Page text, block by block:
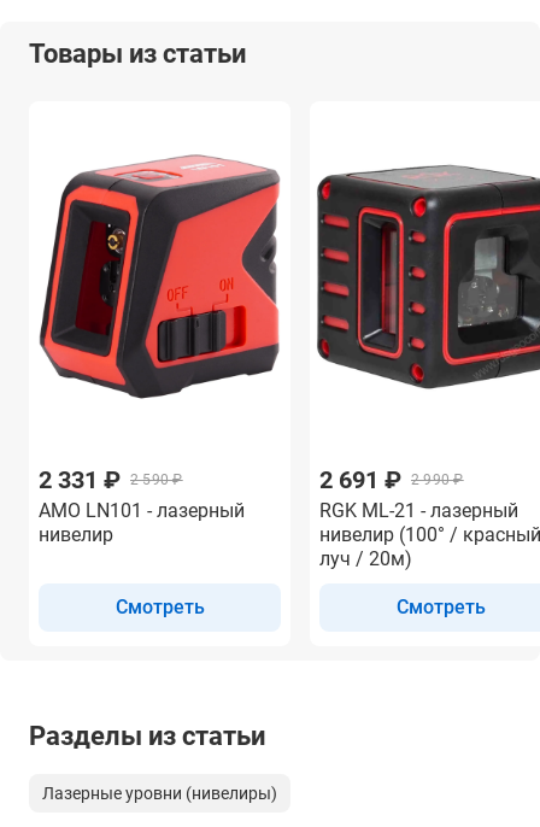
Товары из статьи
2 331 ₽ 2 590 ₽
AMO LN101 - лазерный
нивелир
Смотреть
2 691 ₽ 2 990 ₽
RGK ML-21 - лазерный
нивелир (100° / красный
луч / 20м)
Смотреть
Разделы из статьи
Лазерные уровни (нивелиры)